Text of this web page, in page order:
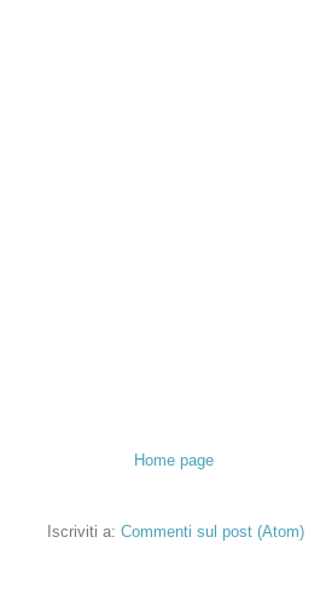
Home page
Iscriviti a: Commenti sul post (Atom)